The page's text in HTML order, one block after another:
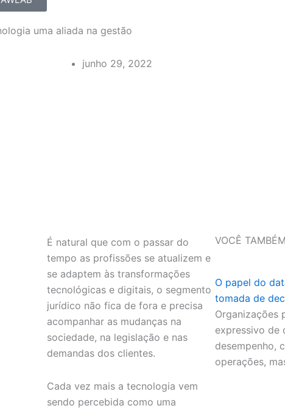
uma aliada na gestão
junho 29, 2022
É natural que com o passar do
tempo as profissões se atualizem e
se adaptem às transformações
tecnológicas e digitais, o segmento
jurídico não fica de fora e precisa
acompanhar as mudanças na
sociedade, na legislação e nas
demandas dos clientes.
Cada vez mais a tecnologia vem
sendo percebida como uma
VOCÊ
O papel do
tomada de
Organizações
expressivo de
desempenho,
operações,